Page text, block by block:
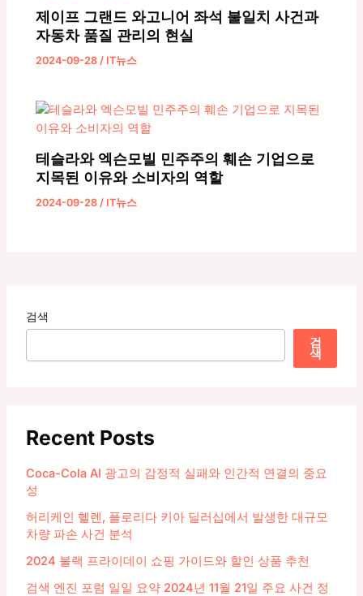
제이프 그랜드 와고니어 좌석 불일치 사건과
자동차 품질 관리의 현실
2024-09-28/ IT뉴스
테슬라와 엑슨모빌 민주주의 훼손 기업으로
지목된 이유와 소비자의 역할
2024-09-28/ IT뉴스
검색
검
색
Recent Posts
Coca-Cola AI 광고의 감정적 실패와 인간적 연결의 중요
성
허리케인 헬렌, 플로리다 키아 딜러십에서 발생한 대규모
차량 파손 사건 분석
2024 블랙 프라이데이 쇼핑 가이드와 할인 상품 추천
검색 엔진 포럼 일일 요약 2024년 11월 21일 주요 사건 정